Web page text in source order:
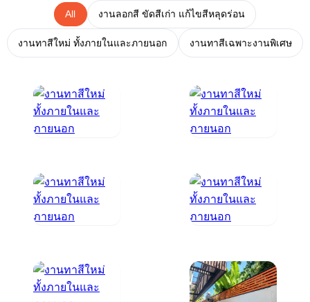
All งานลอกสี ขัดสีเก่า แก้ไขสีหลุดร่อน
งานทาสีใหม่ ทั้งภายในและภายนอก งานทาสีเฉพาะงานพิเศษ